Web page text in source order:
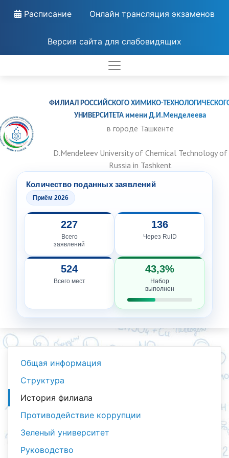
Расписание Онлайн трансляция экзаменов
Версия сайта для слабовидящих
ФИЛИАЛ РОССИЙСКОГО ХИМИКО-
УНИВЕРСИТЕТА имени Д.И.Менделеева
в городе Ташкенте
D.Mendeleev University of Chemical Technology of
Russia in Tashkent
Количество поданных заявлений
Приём 2026
227
Всего
заявлений
136
Через RuID
524
Всего мест
43,3%
Набор
выполнен
Общая информация
Структура
История филиала
Противодействие коррупции
Зеленый университет
Руководство